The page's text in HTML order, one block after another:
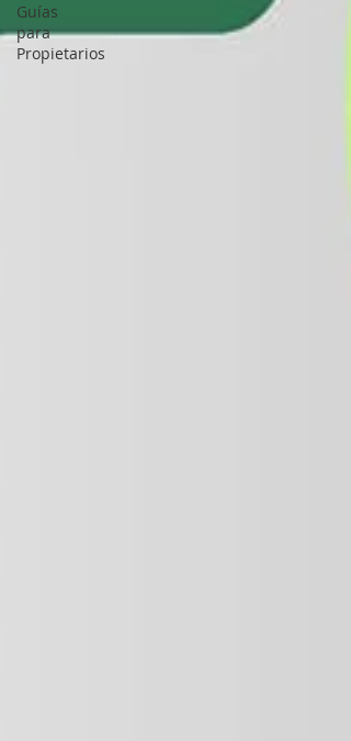
Guías
para
Propietarios